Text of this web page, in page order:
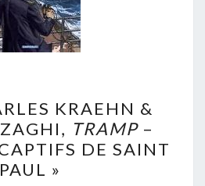
CHARLES
KRAEHN
&
ROBERTO
KRAEHN &
TRAMP–
DE SAINT
PAUL »